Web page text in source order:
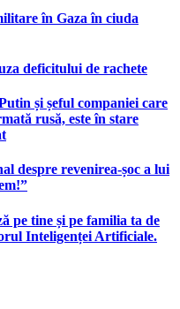
în Gaza în ciuda
deficitului de rachete
și șeful companiei care
rusă, este în stare
despre revenirea-șoc a lui
pe tine și pe familia ta de
Inteligenței Artificiale.